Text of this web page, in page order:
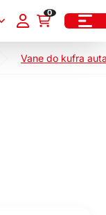
0
Vane do kufra